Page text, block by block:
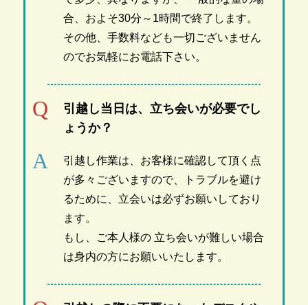
合、およそ30分～1時間で終了します。
その他、手数料なども一切ございません
のでお気軽にお電話下さい。
引越し当日は、立ち会いが必要でし
ょうか？
引越し作業は、お客様に確認して頂く点
が多々ございますので、トラブルを避け
るために、立会いは必ずお願いしており
ます。
もし、ご本人様の 立ち会いが難しい場合
は身内の方にお願いいたします。